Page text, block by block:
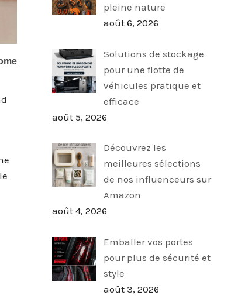
pleine nature
août 6, 2026
Solutions de stockage
pour une flotte de
véhicules pratique et
efficace
août 5, 2026
Découvrez les
meilleures sélections
de nos influenceurs sur
Amazon
août 4, 2026
Emballer vos portes
pour plus de sécurité et
style
août 3, 2026